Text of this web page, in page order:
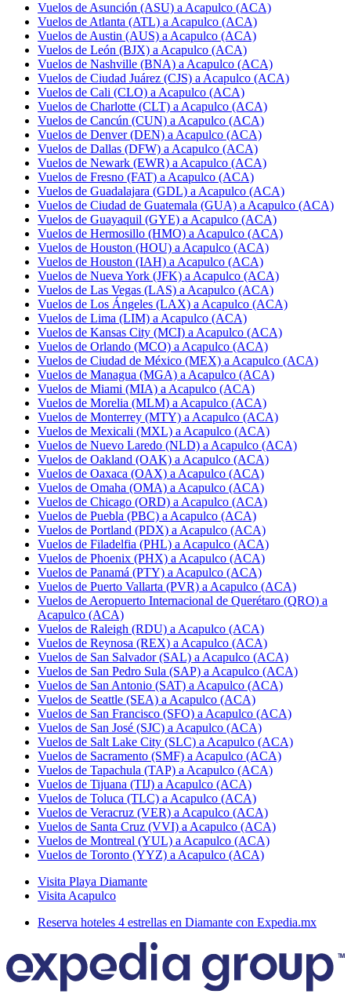
Vuelos de Asunción (ASU) a Acapulco (ACA)
Vuelos de Atlanta (ATL) a Acapulco (ACA)
Vuelos de Austin (AUS) a Acapulco (ACA)
Vuelos de León (BJX) a Acapulco (ACA)
Vuelos de Nashville (BNA) a Acapulco (ACA)
Vuelos de Ciudad Juárez (CJS) a Acapulco (ACA)
Vuelos de Cali (CLO) a Acapulco (ACA)
Vuelos de Charlotte (CLT) a Acapulco (ACA)
Vuelos de Cancún (CUN) a Acapulco (ACA)
Vuelos de Denver (DEN) a Acapulco (ACA)
Vuelos de Dallas (DFW) a Acapulco (ACA)
Vuelos de Newark (EWR) a Acapulco (ACA)
Vuelos de Fresno (FAT) a Acapulco (ACA)
Vuelos de Guadalajara (GDL) a Acapulco (ACA)
Vuelos de Ciudad de Guatemala (GUA) a Acapulco (ACA)
Vuelos de Guayaquil (GYE) a Acapulco (ACA)
Vuelos de Hermosillo (HMO) a Acapulco (ACA)
Vuelos de Houston (HOU) a Acapulco (ACA)
Vuelos de Houston (IAH) a Acapulco (ACA)
Vuelos de Nueva York (JFK) a Acapulco (ACA)
Vuelos de Las Vegas (LAS) a Acapulco (ACA)
Vuelos de Los Ángeles (LAX) a Acapulco (ACA)
Vuelos de Lima (LIM) a Acapulco (ACA)
Vuelos de Kansas City (MCI) a Acapulco (ACA)
Vuelos de Orlando (MCO) a Acapulco (ACA)
Vuelos de Ciudad de México (MEX) a Acapulco (ACA)
Vuelos de Managua (MGA) a Acapulco (ACA)
Vuelos de Miami (MIA) a Acapulco (ACA)
Vuelos de Morelia (MLM) a Acapulco (ACA)
Vuelos de Monterrey (MTY) a Acapulco (ACA)
Vuelos de Mexicali (MXL) a Acapulco (ACA)
Vuelos de Nuevo Laredo (NLD) a Acapulco (ACA)
Vuelos de Oakland (OAK) a Acapulco (ACA)
Vuelos de Oaxaca (OAX) a Acapulco (ACA)
Vuelos de Omaha (OMA) a Acapulco (ACA)
Vuelos de Chicago (ORD) a Acapulco (ACA)
Vuelos de Puebla (PBC) a Acapulco (ACA)
Vuelos de Portland (PDX) a Acapulco (ACA)
Vuelos de Filadelfia (PHL) a Acapulco (ACA)
Vuelos de Phoenix (PHX) a Acapulco (ACA)
Vuelos de Panamá (PTY) a Acapulco (ACA)
Vuelos de Puerto Vallarta (PVR) a Acapulco (ACA)
Vuelos de Aeropuerto Internacional de Querétaro (QRO) a
Acapulco (ACA)
Vuelos de Raleigh (RDU) a Acapulco (ACA)
Vuelos de Reynosa (REX) a Acapulco (ACA)
Vuelos de San Salvador (SAL) a Acapulco (ACA)
Vuelos de San Pedro Sula (SAP) a Acapulco (ACA)
Vuelos de San Antonio (SAT) a Acapulco (ACA)
Vuelos de Seattle (SEA) a Acapulco (ACA)
Vuelos de San Francisco (SFO) a Acapulco (ACA)
Vuelos de San José (SJC) a Acapulco (ACA)
Vuelos de Salt Lake City (SLC) a Acapulco (ACA)
Vuelos de Sacramento (SMF) a Acapulco (ACA)
Vuelos de Tapachula (TAP) a Acapulco (ACA)
Vuelos de Tijuana (TIJ) a Acapulco (ACA)
Vuelos de Toluca (TLC) a Acapulco (ACA)
Vuelos de Veracruz (VER) a Acapulco (ACA)
Vuelos de Santa Cruz (VVI) a Acapulco (ACA)
Vuelos de Montreal (YUL) a Acapulco (ACA)
Vuelos de Toronto (YYZ) a Acapulco (ACA)
Visita Playa Diamante
Visita Acapulco
Reserva hoteles 4 estrellas en Diamante con Expedia.mx